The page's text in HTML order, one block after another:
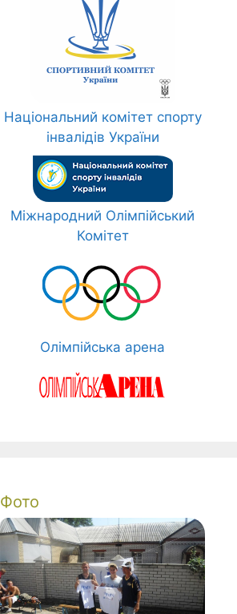
Національний комітет спорту
інвалідів України
Міжнародний Олімпійський
Комітет
Олімпійська арена
Фото